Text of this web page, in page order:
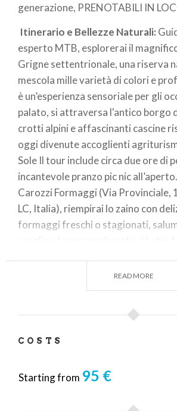
generazione, PRENOTABILI IN
Itinerario e Bellezze Naturali:
esperto MTB, esplorerai il
Grigne settentrionale, una riserva
mescola mille varietà di colori e
è un’esperienza sensoriale per gli
palato, si attraversa l'antico borgo
crotti alpini e affascinanti cascine
oggi divenute accoglienti
Sole Il tour include circa due ore di
incantevole pranzo pic nic
Carozzi Formaggi (Via Provinciale,
LC, Italia), riempirai lo zaino con
formaggi freschi o stagionati,
il pittoresco pian di Nava, disteso
assaporando la vista, goditi
Cattura il panorama mozzafiato al
spettacolari foto, prima di scendere
pausa pranzo, il ritorno sarà
lungo un facile sentiero in discesa.
READ MORE
COSTS
Starting from 95 €